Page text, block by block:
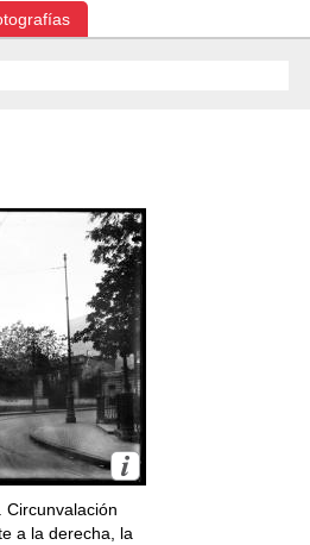
Circunvalación
a la derecha, la